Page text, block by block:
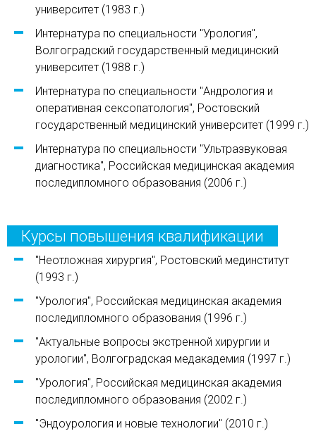
университет (1983 г.)
Интернатура по специальности "Урология",
Волгоградский государственный медицинский
университет (1988 г.)
Интернатура по специальности "Андрология и
оперативная сексопатология", Ростовский
государственный медицинский университет (1999 г.)
Интернатура по специальности "Ультразвуковая
диагностика", Российская медицинская академия
последипломного образования (2006 г.)
Курсы повышения квалификации
"Неотложная хирургия", Ростовский мединститут
(1993 г.)
"Урология", Российская медицинская академия
последипломного образования (1996 г.)
"Актуальные вопросы экстренной хирургии и
урологии", Волгоградская медакадемия (1997 г.)
"Урология", Российская медицинская академия
последипломного образования (2002 г.)
"Эндоурология и новые технологии" (2010 г.)